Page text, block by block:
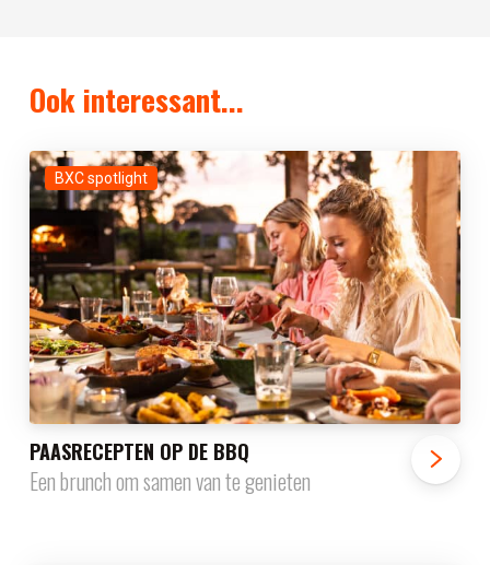
Ook interessant...
BXC spotlight
PAASRECEPTEN OP DE BBQ
Een brunch om samen van te genieten